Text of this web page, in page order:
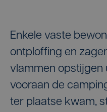
Enkele vaste
ontploffing en
vlammen opstijgen
vooraan de
ter plaatse kwam,